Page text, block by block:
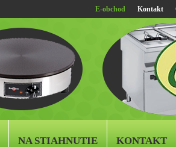
E-obchod Kontakt
NA STIAHNUTIE KONTAKT